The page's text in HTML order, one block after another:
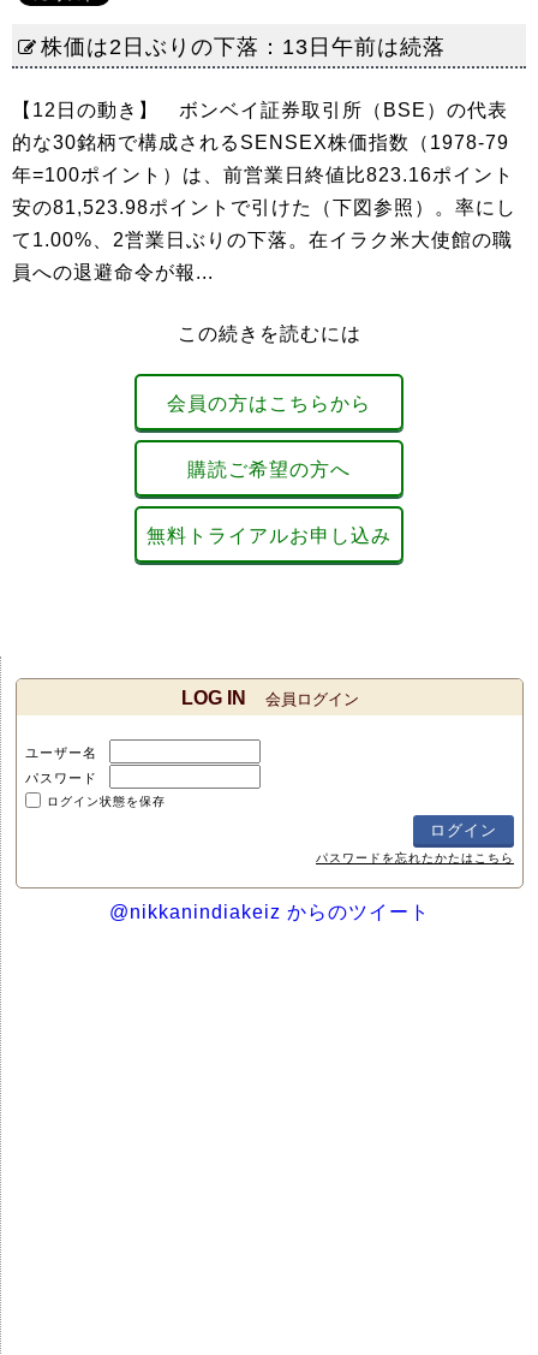
株価は2日ぶりの下落：13日午前は続落
【12日の動き】 ボンベイ証券取引所（BSE）の代表
的な30銘柄で構成されるSENSEX株価指数（1978-79
年=100ポイント）は、前営業日終値比823.16ポイント
安の81,523.98ポイントで引けた（下図参照）。率にし
て1.00%、2営業日ぶりの下落。在イラク米大使館の職
員への退避命令が報...
この続きを読むには
会員の方はこちらから
購読ご希望の方へ
無料トライアルお申し込み
LOG IN 会員ログイン
ユーザー名
パスワード
ログイン状態を保存
パスワードを忘れたかたはこちら
@nikkanindiakeiz からのツイート